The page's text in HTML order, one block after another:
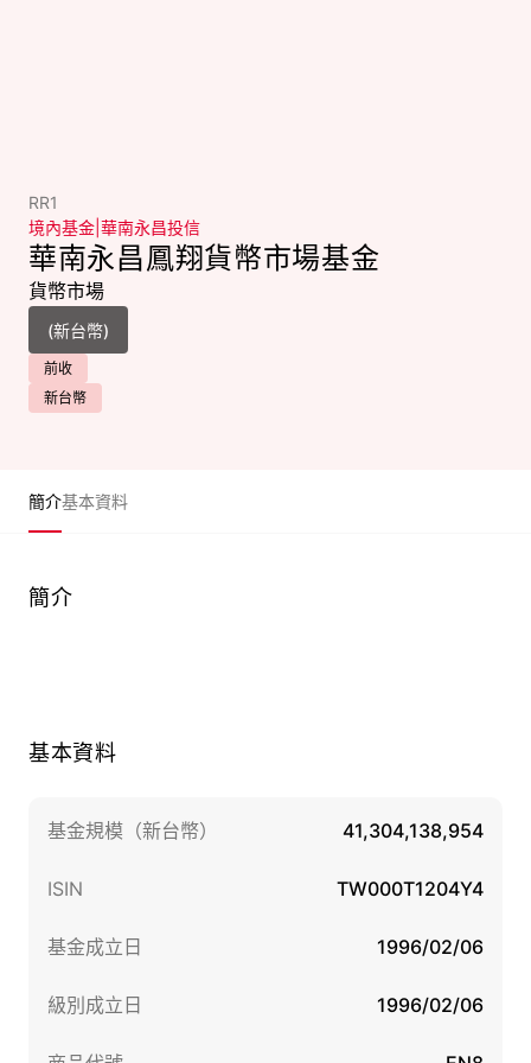
RR1
境內基金 華南永昌投信
華南永昌鳳翔貨幣市場基金
貨幣市場
前收
新台幣
簡介基本資料
簡介
基本資料
基金規模（新台幣） 41,304,138,954
ISIN TW000T1204Y4
基金成立日 1996/02/06
級別成立日 1996/02/06